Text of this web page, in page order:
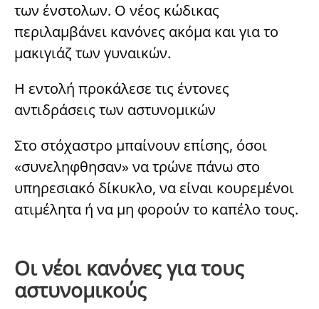
των ένστολων. Ο νέος κώδικας
περιλαμβάνει κανόνες ακόμα και για το
μακιγιάζ των γυναικών.
Η εντολή προκάλεσε τις έντονες
αντιδράσεις των αστυνομικών
Στο στόχαστρο μπαίνουν επίσης, όσοι
«συνεληφθησαν» να τρώνε πάνω στο
υπηρεσιακό δίκυκλο, να είναι κουρεμένοι
ατιμέλητα ή να μη φορούν το καπέλο τους.
Οι νέοι κανόνες για τους
αστυνομικούς